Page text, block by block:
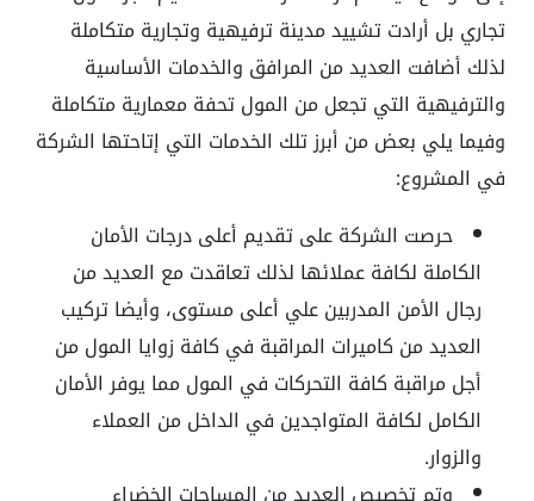
تجاري بل أرادت تشييد مدينة ترفيهية وتجارية متكاملة
لذلك أضافت العديد من المرافق والخدمات الأساسية
والترفيهية التي تجعل من المول تحفة معمارية متكاملة
وفيما يلي بعض من أبرز تلك الخدمات التي إتاحتها الشركة
في المشروع:
حرصت الشركة على تقديم أعلى درجات الأمان
الكاملة لكافة عملائها لذلك تعاقدت مع العديد من
رجال الأمن المدربين علي أعلى مستوى، وأيضا تركيب
العديد من كاميرات المراقبة في كافة زوايا المول من
أجل مراقبة كافة التحركات في المول مما يوفر الأمان
الكامل لكافة المتواجدين في الداخل من العملاء
والزوار.